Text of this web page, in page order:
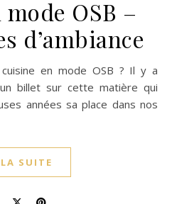
OSB –
d’ambiance
billet sur cette matière qui
années sa place dans nos
SUITE